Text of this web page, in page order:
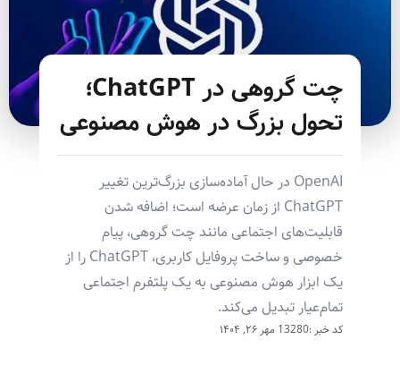
چت گروهی در ChatGPT؛
تحول بزرگ در هوش مصنوعی
OpenAI در حال آماده‌سازی بزرگ‌ترین تغییر
ChatGPT از زمان عرضه است؛ اضافه شدن
قابلیت‌های اجتماعی مانند چت گروهی، پیام
خصوصی و ساخت پروفایل کاربری، ChatGPT را از
یک ابزار هوش مصنوعی به یک پلتفرم اجتماعی
تمام‌عیار تبدیل می‌کند.
کد خبر :13280 مهر ۲۶, ۱۴۰۴